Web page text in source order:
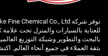
بالبحث والتطوير وشبكة التوزيع
بثقة العملاء في جميع أنحاء العالم.